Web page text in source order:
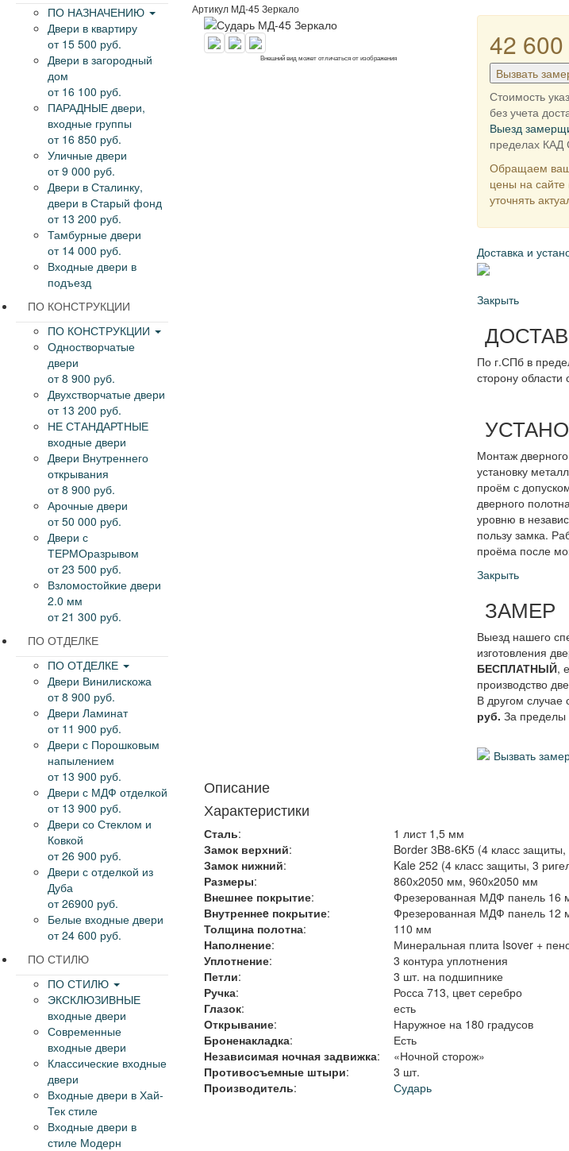
ПО НАЗНАЧЕНИЮ
Двери в квартиру
от 15 500 руб.
Двери в загородный
дом
от 16 100 руб.
ПАРАДНЫЕ двери,
входные группы
от 16 850 руб.
Уличные двери
от 9 000 руб.
Двери в Сталинку,
двери в Старый фонд
от 13 200 руб.
Тамбурные двери
от 14 000 руб.
Входные двери в
подъезд
ПО КОНСТРУКЦИИ
ПО КОНСТРУКЦИИ
Одностворчатые
двери
от 8 900 руб.
Двухстворчатые двери
от 13 200 руб.
НЕ СТАНДАРТНЫЕ
входные двери
Двери Внутреннего
открывания
от 8 900 руб.
Арочные двери
от 50 000 руб.
Двери с
ТЕРМОразрывом
от 23 500 руб.
Взломостойкие двери
2.0 мм
от 21 300 руб.
ПО ОТДЕЛКЕ
ПО ОТДЕЛКЕ
Двери Винилискожа
от 8 900 руб.
Двери Ламинат
от 11 900 руб.
Двери с Порошковым
напылением
от 13 900 руб.
Двери с МДФ отделкой
от 13 900 руб.
Двери со Стеклом и
Ковкой
от 26 900 руб.
Двери с отделкой из
Дуба
от 26900 руб.
Белые входные двери
от 24 600 руб.
ПО СТИЛЮ
ПО СТИЛЮ
ЭКСКЛЮЗИВНЫЕ
входные двери
Современные
входные двери
Классические входные
двери
Входные двери в Хай-
Тек стиле
Входные двери в
стиле Модерн
Артикул МД-45 Зеркало
Внешний вид может отличаться от изображения 42 600
Вызвать
Стоимость
без учета
Выезд
пределах КАД
Обращаем
цены на сайте
уточнять
Доставка и
Закрыть
По г.СПб в
сторону области
Монтаж
установку
проём с
дверного
уровню в
пользу замка.
проёма после
Закрыть
ЗАМЕР
Выезд нашего
изготовления
БЕСПЛАТНЫЙ,
производство
В другом случае
руб. За пределы
Вызвать
Описание
Характеристики
Сталь:
1 лист 1,5 мм
Замок верхний:
Border 3B8-6K5 (4 класс
Замок нижний:
Kale 252 (4 класс защиты, 3
Размеры:
860х2050 мм, 960х2050 мм
Внешнее покрытие:
Фрезерованная МДФ панель 16
Внутреннеe покрытие:
Фрезерованная МДФ панель 12
Толщина полотна:
110 мм
Наполнение:
Минеральная плита Isover +
Уплотнение:
3 контура уплотнения
Петли:
3 шт. на подшипнике
Ручка:
Росса 713, цвет серебро
Глазок:
есть
Открывание:
Наружное на 180 градусов
Броненакладка:
Есть
Независимая ночная задвижка:
«Ночной сторож»
Противосъемные штыри:
3 шт.
Производитель: Сударь